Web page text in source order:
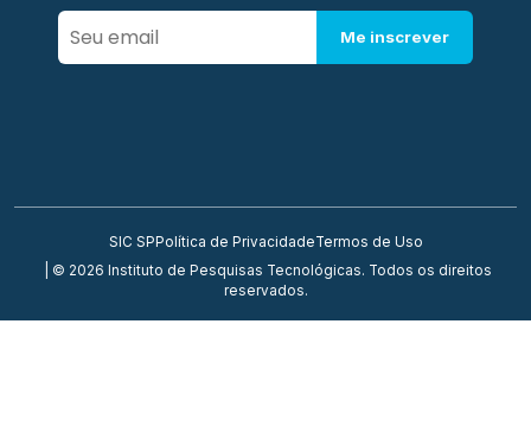
Me inscrever
SIC SP Política de PrivacidadeTermos de Uso
| © 2026 Instituto de Pesquisas Tecnológicas. Todos os direitos
reservados.